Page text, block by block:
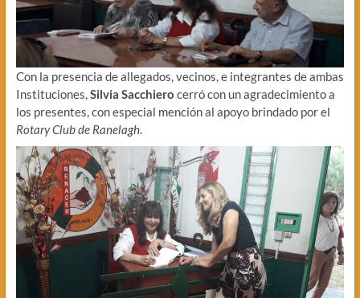
Con la presencia de allegados, vecinos, e integrantes de ambas
Instituciones,Silvia Sacchiero cerró con un agradecimiento a
los presentes, con especial mención al apoyo brindado por el
Rotary Club de Ranelagh.